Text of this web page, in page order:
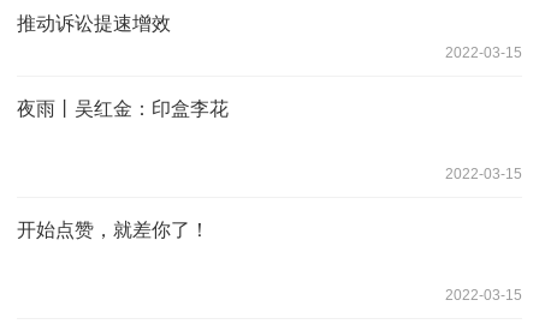
推动诉讼提速增效
2022-03-15
夜雨丨吴红金：印盒李花
2022-03-15
开始点赞，就差你了！
2022-03-15